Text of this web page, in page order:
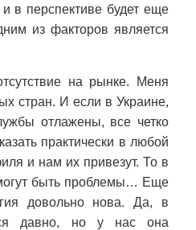
в перспективе будет еще
из факторов является
на рынке. Меня
стран. И если в Украине,
отлажены, все четко
практически в любой
и нам их привезут. То в
быть проблемы… Еще
довольно нова. Да, в
давно, но у нас она